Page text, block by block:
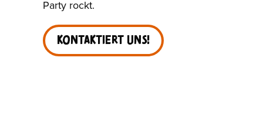
Party rockt.
Kontaktiert Uns!